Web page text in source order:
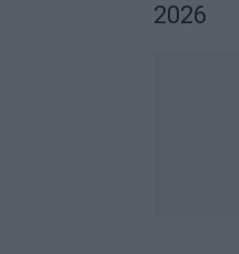
2026